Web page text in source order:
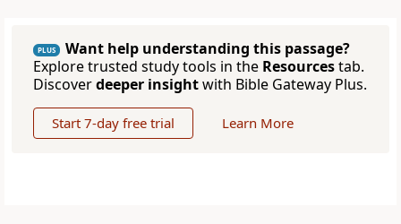
PLUS
Want help understanding this passage?
Explore trusted study tools in the Resourcestab.
Discoverdeeper insightwith Bible Gateway Plus.
Start 7-day free trial Learn More